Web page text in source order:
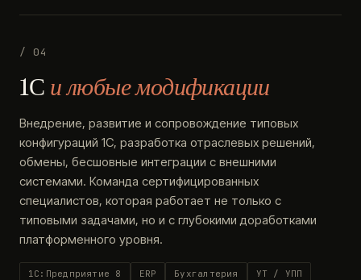
/ 04
1С и любые модификации
Внедрение, развитие и сопровождение типовых
конфигураций 1С, разработка отраслевых решений,
обмены, бесшовные интеграции с внешними
системами. Команда сертифицированных
специалистов, которая работает не только с
типовыми задачами, но и с глубокими доработками
платформенного уровня.
1С:Предприятие 8 ERP Бухгалтерия
УТ / УПП